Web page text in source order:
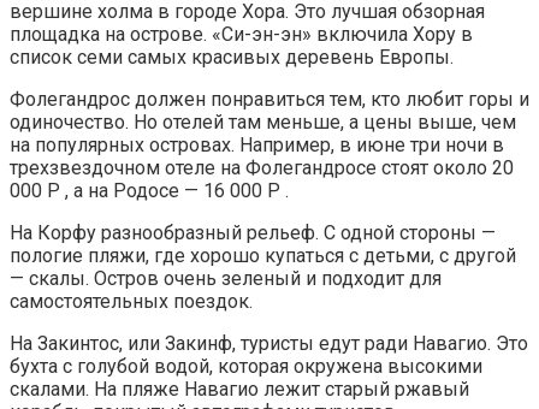
вершине холма в городе Хора. Это лучшая обзорная
площадка на острове. «Си-эн-эн» включила Хору в
список семи самых красивых деревень Европы.
Фолегандрос должен понравиться тем, кто любит горы и
одиночество. Но отелей там меньше, а цены выше, чем
на популярных островах. Например, в июне три ночи в
трехзвездочном отеле на Фолегандросе стоят около 20
000 Р , а на Родосе — 16 000 Р .
На Корфу разнообразный рельеф. С одной стороны —
пологие пляжи, где хорошо купаться с детьми, с другой
— скалы. Остров очень зеленый и подходит для
самостоятельных поездок.
На Закинтос, или Закинф, туристы едут ради Навагио. Это
бухта с голубой водой, которая окружена высокими
скалами. На пляже Навагио лежит старый ржавый